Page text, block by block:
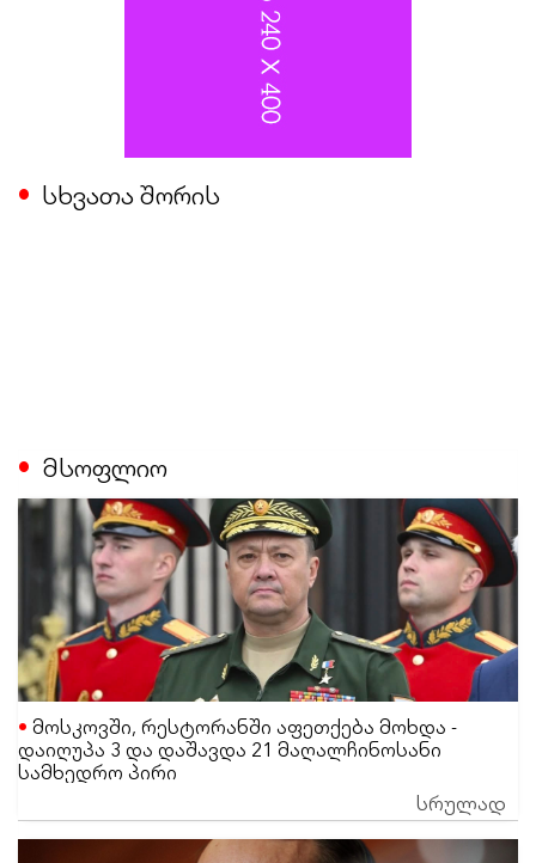
სხვათა შორის
მსოფლიო
მოსკოვში, რესტორანში აფეთქება მოხდა -
დაიღუპა 3 და დაშავდა 21 მაღალჩინოსანი
სამხედრო პირი
სრულად